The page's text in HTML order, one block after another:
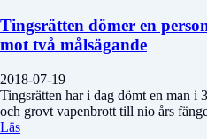
Tingsrätten dömer en
mot två målsägande
2018-07-19
Tingsrätten har i dag dömt en man i
och grovt vapenbrott till nio års
Läs